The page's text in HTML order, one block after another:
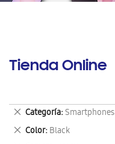
Tienda Online
Categoría Smartphones
Eliminar
este
artículo
Color Black
Eliminar